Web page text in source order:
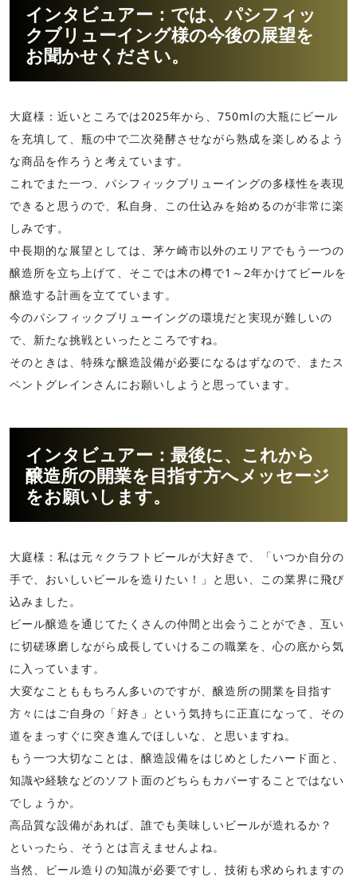
インタビュアー：では、パシフィッ
クブリューイング様の今後の展望を
お聞かせください。
大庭様：近いところでは2025年から、750mlの大瓶にビール
を充填して、瓶の中で二次発酵させながら熟成を楽しめるよう
な商品を作ろうと考えています。
これでまた一つ、パシフィックブリューイングの多様性を表現
できると思うので、私自身、この仕込みを始めるのが非常に楽
しみです。
中長期的な展望としては、茅ケ崎市以外のエリアでもう一つの
醸造所を立ち上げて、そこでは木の樽で1～2年かけてビールを
醸造する計画を立てています。
今のパシフィックブリューイングの環境だと実現が難しいの
で、新たな挑戦といったところですね。
そのときは、特殊な醸造設備が必要になるはずなので、またス
ペントグレインさんにお願いしようと思っています。
インタビュアー：最後に、これから
醸造所の開業を目指す方へメッセージ
をお願いします。
大庭様：私は元々クラフトビールが大好きで、「いつか自分の
手で、おいしいビールを造りたい！」と思い、この業界に飛び
込みました。
ビール醸造を通じてたくさんの仲間と出会うことができ、互い
に切磋琢磨しながら成長していけるこの職業を、心の底から気
に入っています。
大変なことももちろん多いのですが、醸造所の開業を目指す
方々にはご自身の「好き」という気持ちに正直になって、その
道をまっすぐに突き進んでほしいな、と思いますね。
もう一つ大切なことは、醸造設備をはじめとしたハード面と、
知識や経験などのソフト面のどちらもカバーすることではない
でしょうか。
高品質な設備があれば、誰でも美味しいビールが造れるか？
といったら、そうとは言えませんよね。
当然、ビール造りの知識が必要ですし、技術も求められますの